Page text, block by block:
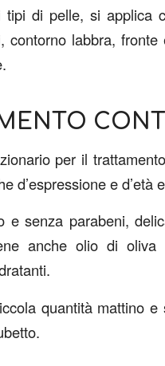
di pelle, si applica
contorno labbra,
per il
d’espressione e
e senza parabeni,
anche olio di
quantità mattino